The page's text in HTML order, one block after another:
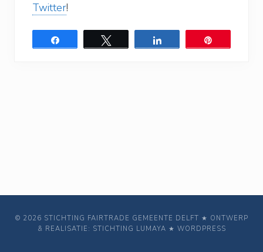
Twitter!
© 2026 STICHTING FAIRTRADE GEMEENTE DELFT ★ ONTWERP
& REALISATIE: STICHTING LUMAYA ★ WORDPRESS